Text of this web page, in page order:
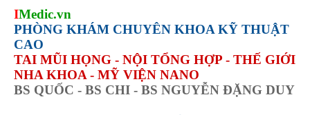
IMedic.vn
PHÒNG KHÁM CHUYÊN KHOA KỸ THUẬT
CAO
TAI MŨI HỌNG - NỘI TỔNG HỢP - THẾ GIỚI
NHA KHOA - MỸ VIỆN NANO
BS QUỐC - BS CHI - BS NGUYỄN ĐẶNG DUY